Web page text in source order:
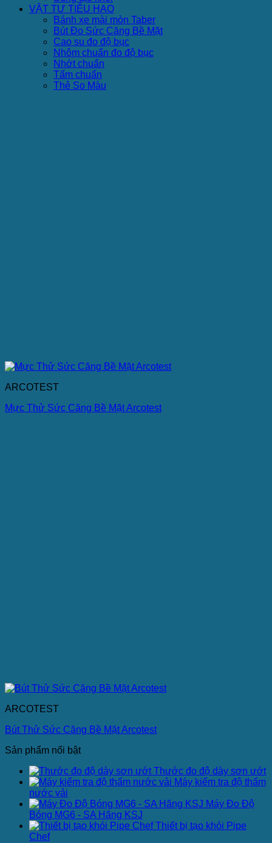
VẬT TƯ TIÊU HAO
Bánh xe mài mòn Taber
Bút Đo Sức Căng Bề Mặt
Cao su đo độ bục
Nhôm chuẩn đo độ bục
Nhớt chuẩn
Tấm chuẩn
Thẻ So Màu
ARCOTEST
Mực Thử Sức Căng Bề Mặt Arcotest
ARCOTEST
Bút Thử Sức Căng Bề Mặt Arcotest
Sản phẩm nổi bật
Thước đo độ dày sơn ướt
Máy kiểm tra độ thấm
nước vải
Máy Đo Độ
Bóng MG6 - SA Hãng KSJ
Thiết bị tạo khói Pipe
Chef